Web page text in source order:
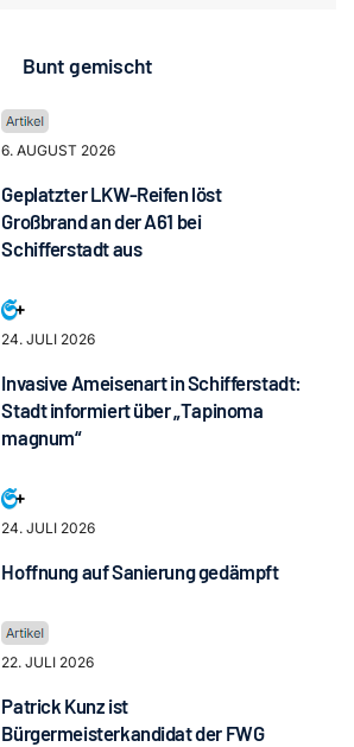
Bunt gemischt
6. AUGUST 2026
Geplatzter LKW-Reifen löst
Großbrand an der A61 bei
Schifferstadt aus
24. JULI 2026
Invasive Ameisenart in Schifferstadt:
Stadt informiert über „Tapinoma
magnum“
24. JULI 2026
Hoffnung auf Sanierung gedämpft
22. JULI 2026
Patrick Kunz ist
Bürgermeisterkandidat der FWG